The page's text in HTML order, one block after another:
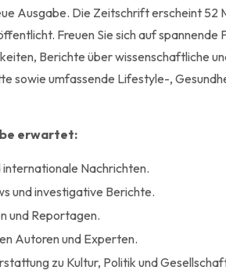
Ausgabe. Die Zeitschrift erscheint 52
Freuen Sie sich auf spannende
Berichte über wissenschaftliche
sowie umfassende Lifestyle-,
erwartet:
Nachrichten.
und investigative Berichte.
und Reportagen.
Autoren und Experten.
zu Kultur, Politik und